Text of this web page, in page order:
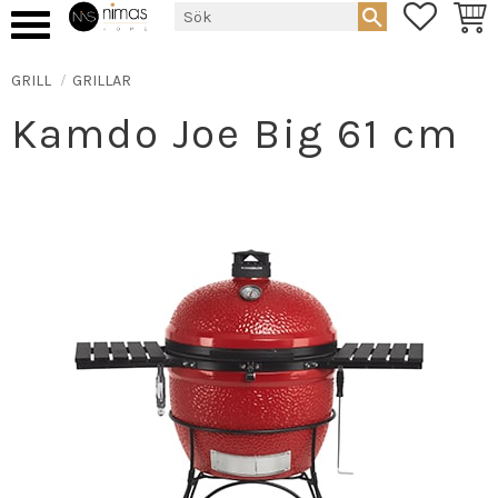
GRILL GRILLAR
Kamdo Joe Big 61 cm